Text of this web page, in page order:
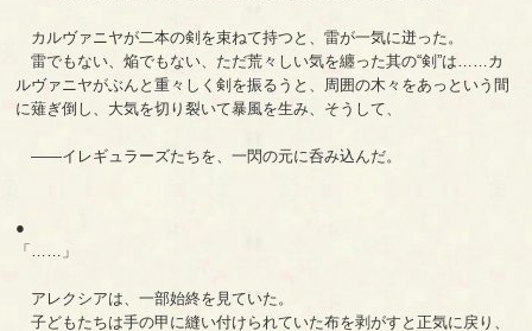
カルヴァニヤが二本の剣を束ねて持つと、雷が一気に迸った。
雷でもない、焔でもない、ただ荒々しい気を纏った其の“剣”は……カ
ルヴァニヤがぶんと重々しく剣を振るうと、周囲の木々をあっという間
に薙ぎ倒し、大気を切り裂いて暴風を生み、そうして、
――イレギュラーズたちを、一閃の元に呑み込んだ。
●
「……」
アレクシアは、一部始終を見ていた。
子どもたちは手の甲に縫い付けられていた布を剥がすと正気に戻り、